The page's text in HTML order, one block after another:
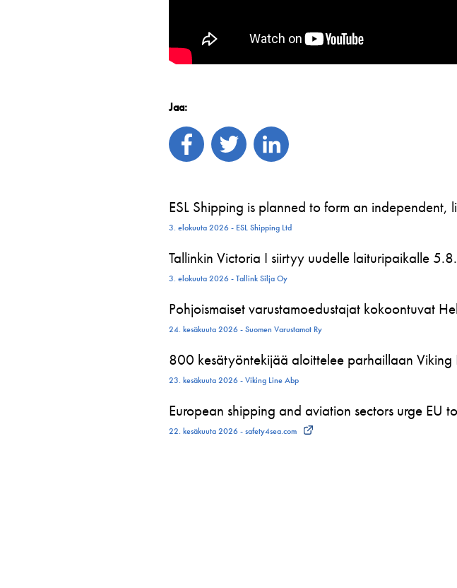
Jaa:
ESL Shipping is planned to form an independent,
3. elokuuta 2026 - ESL Shipping Ltd
Tallinkin Victoria I siirtyy uudelle laituripaikalle
3. elokuuta 2026 - Tallink Silja Oy
Pohjoismaiset varustamoedustajat kokoontuvat
24. kesäkuuta 2026 - Suomen Varustamot Ry
800 kesätyöntekijää aloittelee parhaillaan Viking
23. kesäkuuta 2026 - Viking Line Abp
European shipping and aviation sectors urge EU
22. kesäkuuta 2026 - safety4sea.com